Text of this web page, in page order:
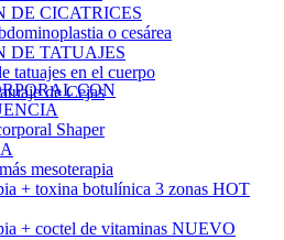
DE CICATRICES
o cesárea
DE TATUAJES
tatuajes en el cuerpo
de Cejas
CON
Shaper
mesoterapia
+ toxina botulínica 3 zonas HOT
+ coctel de vitaminas NUEVO